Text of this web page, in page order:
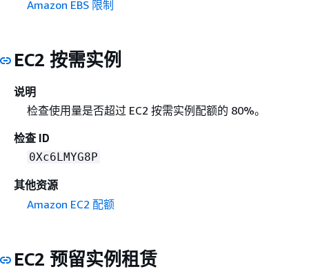
Amazon EBS 限制
EC2 按需实例
说明
检查使用量是否超过 EC2 按需实例配额的 80%。
检查 ID
0Xc6LMYG8P
其他资源
Amazon EC2 配额
EC2 预留实例租赁